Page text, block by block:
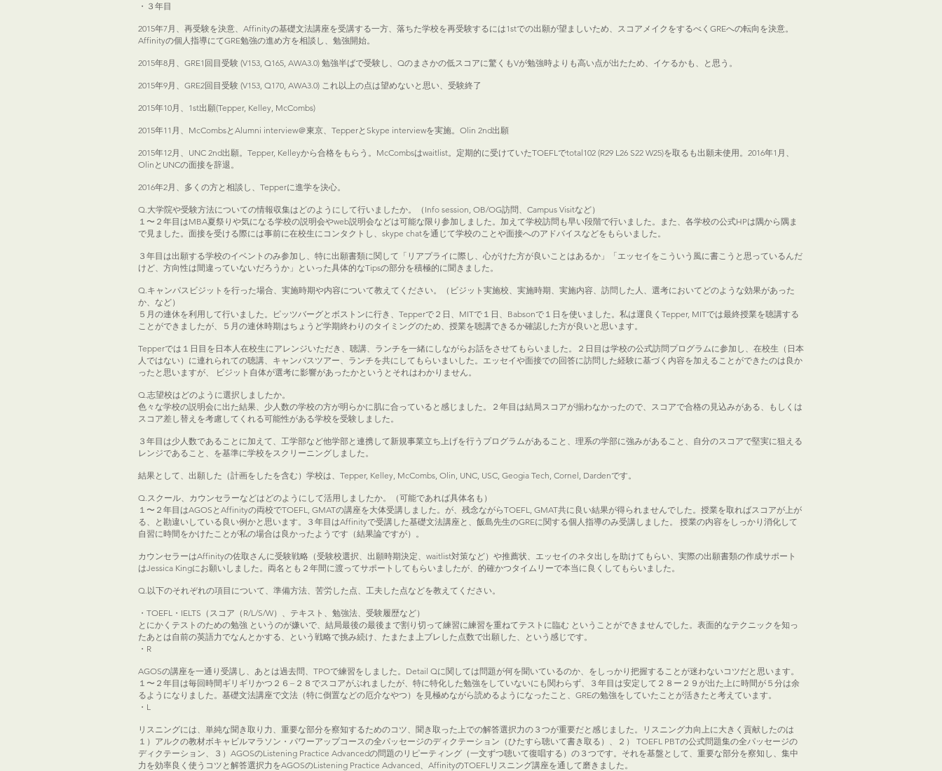
・３年目
2015年7月、再受験を決意、Affinityの基礎文法講座を受講する一方、落ちた学校を再受験するには1stでの出願が望ましいため、スコアメイクをするべくGREへの転向を決意。
Affinityの個人指導にてGRE勉強の進め方を相談し、勉強開始。
2015年8月、GRE1回目受験 (V153, Q165, AWA3.0) 勉強半ばで受験し、Qのまさかの低スコアに驚くもVが勉強時よりも高い点が出たため、イケるかも、と思う。
2015年9月、GRE2回目受験 (V153, Q170, AWA3.0) これ以上の点は望めないと思い、受験終了
2015年10月、1st出願(Tepper, Kelley, McCombs)
2015年11月、McCombsとAlumni interview＠東京、TepperとSkype interviewを実施。Olin 2nd出願
2015年12月、UNC 2nd出願。Tepper, Kelleyから合格をもらう。McCombsはwaitlist。定期的に受けていたTOEFLでtotal102 (R29 L26 S22 W25)を取るも出願未使用。2016年1月、
OlinとUNCの面接を辞退。
2016年2月、多くの方と相談し、Tepperに進学を決心。
Q.大学院や受験方法についての情報収集はどのようにして行いましたか。（Info session, OB/OG訪問、Campus Visitなど）
１〜２年目はMBA夏祭りや気になる学校の説明会やweb説明会などは可能な限り参加しました。加えて学校訪問も早い段階で行いました。また、各学校の公式HPは隅から隅ま
で見ました。面接を受ける際には事前に在校生にコンタクトし、skype chatを通じて学校のことや面接へのアドバイスなどをもらいました。
３年目は出願する学校のイベントのみ参加し、特に出願書類に関して「リアプライに際し、心がけた方が良いことはあるか」「エッセイをこういう風に書こうと思っているんだ
けど、方向性は間違っていないだろうか」といった具体的なTipsの部分を積極的に聞きました。
Q.キャンパスビジットを行った場合、実施時期や内容について教えてください。（ビジット実施校、実施時期、実施内容、訪問した人、選考においてどのような効果があった
か、など）
５月の連休を利用して行いました。ピッツバーグとボストンに行き、Tepperで２日、MITで１日、Babsonで１日を使いました。私は運良くTepper, MITでは最終授業を聴講する
ことができましたが、５月の連休時期はちょうど学期終わりのタイミングのため、授業を聴講できるか確認した方が良いと思います。
Tepperでは１日目を日本人在校生にアレンジいただき、聴講、ランチを一緒にしながらお話をさせてもらいました。２日目は学校の公式訪問プログラムに参加し、在校生（日本
人ではない）に連れられての聴講、キャンパスツアー、ランチを共にしてもらいまいした。エッセイや面接での回答に訪問した経験に基づく内容を加えることができたのは良か
ったと思いますが、 ビジット自体が選考に影響があったかというとそれはわかりません。
Q.志望校はどのように選択しましたか。
色々な学校の説明会に出た結果、少人数の学校の方が明らかに肌に合っていると感じました。２年目は結局スコアが揃わなかったので、スコアで合格の見込みがある、もしくは
スコア差し替えを考慮してくれる可能性がある学校を受験しました。
３年目は少人数であることに加えて、工学部など他学部と連携して新規事業立ち上げを行うプログラムがあること、理系の学部に強みがあること、自分のスコアで堅実に狙える
レンジであること、を基準に学校をスクリーニングしました。
結果として、出願した（計画をしたを含む）学校は、Tepper, Kelley, McCombs, Olin, UNC, USC, Geogia Tech, Cornel, Dardenです。
Q.スクール、カウンセラーなどはどのようにして活用しましたか。（可能であれば具体名も）
１〜２年目はAGOSとAffinityの両校でTOEFL, GMATの講座を大体受講しました。が、残念ながらTOEFL, GMAT共に良い結果が得られませんでした。授業を取ればスコアが上が
る、と勘違いしている良い例かと思います。３年目はAffinityで受講した基礎文法講座と、飯島先生のGREに関する個人指導のみ受講しました。 授業の内容をしっかり消化して
自習に時間をかけたことが私の場合は良かったようです（結果論ですが）。
カウンセラーはAffinityの佐取さんに受験戦略（受験校選択、出願時期決定、waitlist対策など）や推薦状、エッセイのネタ出しを助けてもらい、実際の出願書類の作成サポート
はJessica Kingにお願いしました。両名とも２年間に渡ってサポートしてもらいましたが、的確かつタイムリーで本当に良くしてもらいました。
Q.以下のそれぞれの項目について、準備方法、苦労した点、工夫した点などを教えてください。
・TOEFL・IELTS（スコア（R/L/S/W）、テキスト、勉強法、受験履歴など）
とにかくテストのための勉強 というのが嫌いで、結局最後の最後まで割り切って練習に練習を重ねてテストに臨む ということができませんでした。表面的なテクニックを知っ
たあとは自前の英語力でなんとかする、という戦略で挑み続け、たまたま上ブレした点数で出願した、という感じです。
・R
AGOSの講座を一通り受講し、あとは過去問、TPOで練習をしました。Detail Qに関しては問題が何を聞いているのか、をしっかり把握することが迷わないコツだと思います。
１〜２年目は毎回時間ギリギリかつ２６−２８でスコアがぶれましたが、特に特化した勉強をしていないにも関わらず、３年目は安定して２８ー２９が出た上に時間が５分は余
るようになりました。基礎文法講座で文法（特に倒置などの厄介なやつ）を見極めながら読めるようになったこと、GREの勉強をしていたことが活きたと考えています。
・L
リスニングには、単純な聞き取り力、重要な部分を察知するためのコツ、聞き取った上での解答選択力の３つが重要だと感じました。リスニング力向上に大きく貢献したのは
１）アルクの教材ボキャビルマラソン・パワーアップコースの全パッセージのディクテーション（ひたすら聴いて書き取る）、２） TOEFL PBTの公式問題集の全パッセージの
ディクテーション、３）AGOSのListening Practice Advancedの問題のリピーティング（一文ずつ聴いて復唱する）の３つです。それを基盤として、重要な部分を察知し、集中
力を効率良く使うコツと解答選択力をAGOSのListening Practice Advanced、AffinityのTOEFLリスニング講座を通して磨きました。